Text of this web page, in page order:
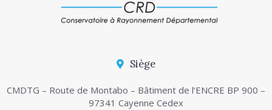
Siège
CMDTG – Route de Montabo – Bâtiment de l’ENCRE BP 900 –
97341 Cayenne Cedex